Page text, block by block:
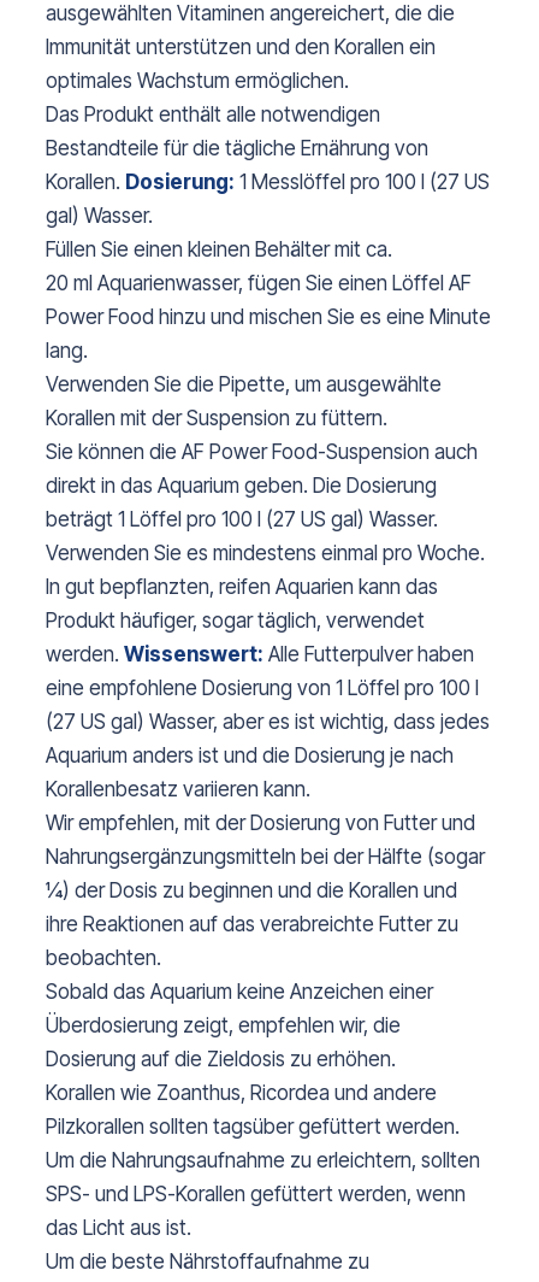
ausgewählten Vitaminen angereichert, die die
Immunität unterstützen und den Korallen ein
optimales Wachstum ermöglichen.
Das Produkt enthält alle notwendigen
Bestandteile für die tägliche Ernährung von
Korallen. Dosierung: 1 Messlöffel pro 100 l (27 US
gal) Wasser.
Füllen Sie einen kleinen Behälter mit ca.
20 ml Aquarienwasser, fügen Sie einen Löffel AF
Power Food hinzu und mischen Sie es eine Minute
lang.
Verwenden Sie die Pipette, um ausgewählte
Korallen mit der Suspension zu füttern.
Sie können die AF Power Food-Suspension auch
direkt in das Aquarium geben. Die Dosierung
beträgt 1 Löffel pro 100 l (27 US gal) Wasser.
Verwenden Sie es mindestens einmal pro Woche.
In gut bepflanzten, reifen Aquarien kann das
Produkt häufiger, sogar täglich, verwendet
werden. Wissenswert: Alle Futterpulver haben
eine empfohlene Dosierung von 1 Löffel pro 100 l
(27 US gal) Wasser, aber es ist wichtig, dass jedes
Aquarium anders ist und die Dosierung je nach
Korallenbesatz variieren kann.
Wir empfehlen, mit der Dosierung von Futter und
Nahrungsergänzungsmitteln bei der Hälfte (sogar
¼) der Dosis zu beginnen und die Korallen und
ihre Reaktionen auf das verabreichte Futter zu
beobachten.
Sobald das Aquarium keine Anzeichen einer
Überdosierung zeigt, empfehlen wir, die
Dosierung auf die Zieldosis zu erhöhen.
Korallen wie Zoanthus, Ricordea und andere
Pilzkorallen sollten tagsüber gefüttert werden.
Um die Nahrungsaufnahme zu erleichtern, sollten
SPS- und LPS-Korallen gefüttert werden, wenn
das Licht aus ist.
Um die beste Nährstoffaufnahme zu